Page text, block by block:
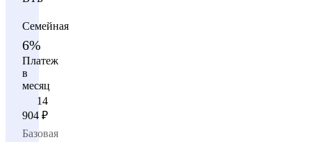
Семейная
6%
Платеж
в
месяц
14
904 ₽
Базовая